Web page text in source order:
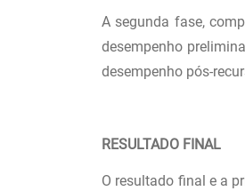
A segunda fase,
desempenho
desempenho pós-
RESULTADO FINAL
O resultado final e a